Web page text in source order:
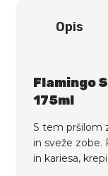
Opis
Flamingo
175ml
S tem pršilom
in sveže zobe.
in kariesa,